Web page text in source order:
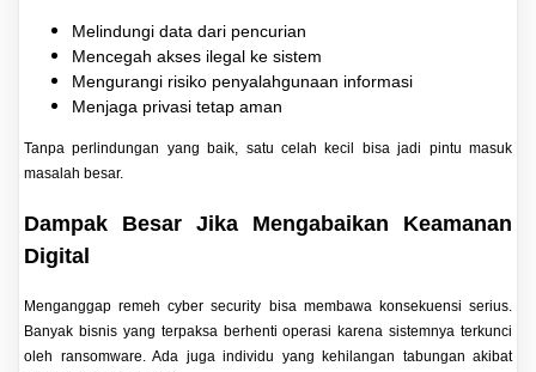
Melindungi data dari pencurian
Mencegah akses ilegal ke sistem
Mengurangi risiko penyalahgunaan informasi
Menjaga privasi tetap aman
Tanpa perlindungan yang baik, satu celah kecil bisa jadi pintu masuk
masalah besar.
Dampak Besar Jika Mengabaikan Keamanan
Digital
Menganggap remeh cyber security bisa membawa konsekuensi serius.
Banyak bisnis yang terpaksa berhenti operasi karena sistemnya terkunci
oleh ransomware. Ada juga individu yang kehilangan tabungan akibat